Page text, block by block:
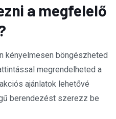
a megfelelő
kényelmesen böngészheted
megrendelheted a
ajánlatok lehetővé
berendezést szerezz be